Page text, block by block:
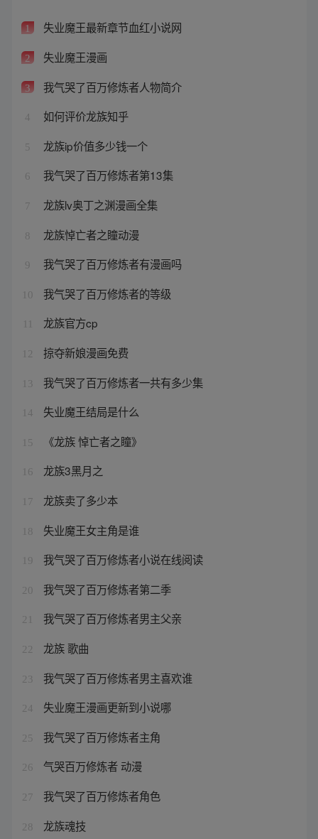
1 失业魔王最新章节血红小说网
2 失业魔王漫画
3 我气哭了百万修炼者人物简介
4 如何评价龙族知乎
5 龙族ip价值多少钱一个
6 我气哭了百万修炼者第13集
7 龙族lv奥丁之渊漫画全集
8 龙族悼亡者之瞳动漫
9 我气哭了百万修炼者有漫画吗
10 我气哭了百万修炼者的等级
龙族官方cp
12 掠夺新娘漫画免费
13 我气哭了百万修炼者一共有多少集
14 失业魔王结局是什么
15 《龙族 悼亡者之瞳》
16 龙族3黑月之
17 龙族卖了多少本
18 失业魔王女主角是谁
19 我气哭了百万修炼者小说在线阅读
20 我气哭了百万修炼者第二季
21 我气哭了百万修炼者男主父亲
22 龙族 歌曲
23 我气哭了百万修炼者男主喜欢谁
24 失业魔王漫画更新到小说哪
25 我气哭了百万修炼者主角
26 气哭百万修炼者 动漫
27 我气哭了百万修炼者角色
28 龙族魂技